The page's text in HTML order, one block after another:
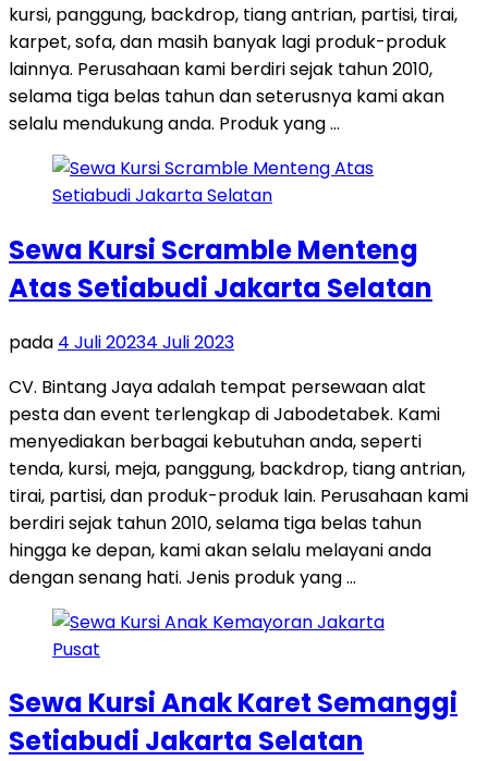
kursi, panggung, backdrop, tiang antrian, partisi, tirai,
karpet, sofa, dan masih banyak lagi produk-produk
lainnya. Perusahaan kami berdiri sejak tahun 2010,
selama tiga belas tahun dan seterusnya kami akan
selalu mendukung anda. Produk yang …
Sewa Kursi Scramble Menteng
Atas Setiabudi Jakarta Selatan
pada 4 Juli 20234 Juli 2023
CV. Bintang Jaya adalah tempat persewaan alat
pesta dan event terlengkap di Jabodetabek. Kami
menyediakan berbagai kebutuhan anda, seperti
tenda, kursi, meja, panggung, backdrop, tiang antrian,
tirai, partisi, dan produk-produk lain. Perusahaan kami
berdiri sejak tahun 2010, selama tiga belas tahun
hingga ke depan, kami akan selalu melayani anda
dengan senang hati. Jenis produk yang …
Sewa Kursi Anak Karet Semanggi
Setiabudi Jakarta Selatan